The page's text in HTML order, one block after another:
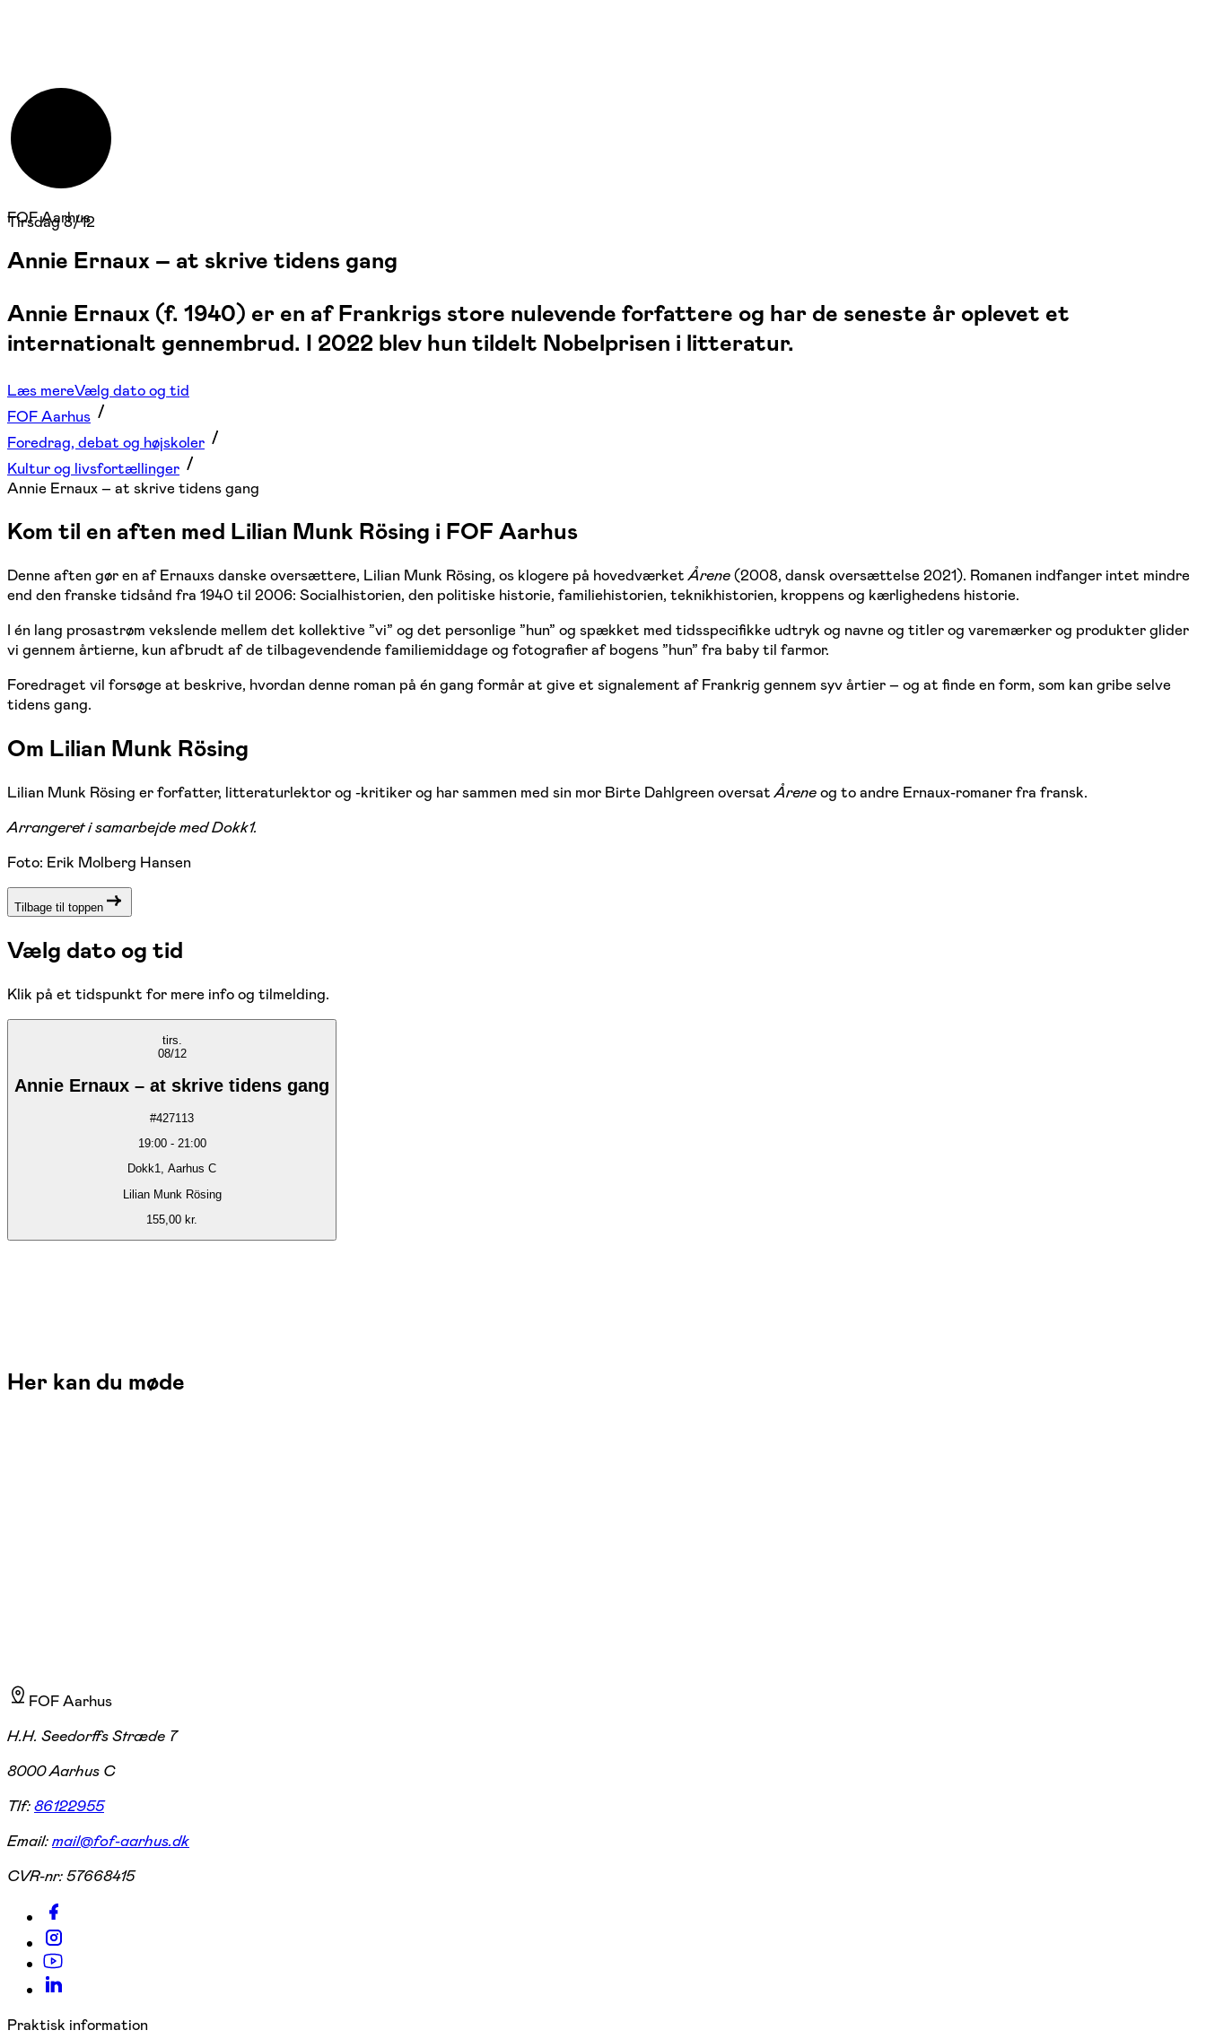
Tirsdag 8/12
FOF Aarhus
Annie Ernaux – at skrive tidens gang
Annie Ernaux (f. 1940) er en af Frankrigs store nulevende forfattere og har de seneste år oplevet et
internationalt gennembrud. I 2022 blev hun tildelt Nobelprisen i litteratur.
Læs mereVælg dato og tid
FOF Aarhus
Foredrag, debat og højskoler
Kultur og livsfortællinger
Annie Ernaux – at skrive tidens gang
Kom til en aften med Lilian Munk Rösing i FOF Aarhus
Denne aften gør en af Ernauxs danske oversættere, Lilian Munk Rösing, os klogere på hovedværketÅrene(2008, dansk oversættelse 2021). Romanen indfanger intet mindre
end den franske tidsånd fra 1940 til 2006: Socialhistorien, den politiske historie, familiehistorien, teknikhistorien, kroppens og kærlighedens historie.
I én lang prosastrøm vekslende mellem det kollektive ”vi” og det personlige ”hun” og spækket med tidsspecifikke udtryk og navne og titler og varemærker og produkter glider
vi gennem årtierne, kun afbrudt af de tilbagevendende familiemiddage og fotografier af bogens ”hun” fra baby til farmor.
Foredraget vil forsøge at beskrive, hvordan denne roman på én gang formår at give et signalement af Frankrig gennem syv årtier – og at finde en form, som kan gribe selve
tidens gang.
Om Lilian Munk Rösing
Lilian Munk Rösing er forfatter, litteraturlektor og -kritiker og har sammen med sin mor Birte Dahlgreen oversatÅreneog to andre Ernaux-romaner fra fransk.
Arrangeret i samarbejde med Dokk1.
Foto: Erik Molberg Hansen
Tilbage til toppen
Vælg dato og tid
Klik på et tidspunkt for mere info og tilmelding.
tirs.
08/12
Annie Ernaux – at skrive tidens gang
#427113
19:00- 21:00
Dokk1, Aarhus C
Lilian Munk Rösing
155,00 kr.
Her kan du møde
FOF Aarhus
H.H. Seedorffs Stræde 7
8000 Aarhus C
Tlf:86122955
Email:mail@fof-aarhus.dk
CVR-nr:57668415
Praktisk information